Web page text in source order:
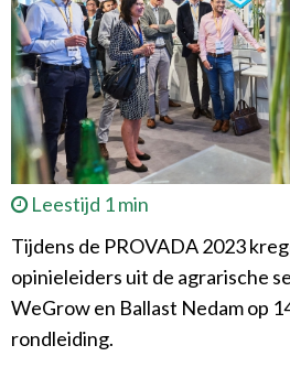
Leestijd 1 min
Tijdens de PROVADA 2023
opinieleiders uit de agrarische
WeGrow en Ballast Nedam op
rondleiding.